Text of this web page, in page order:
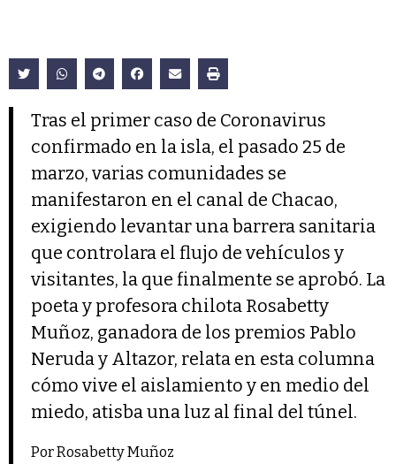
Tras el primer caso de Coronavirus
confirmado en la isla, el pasado 25 de
marzo, varias comunidades se
manifestaron en el canal de Chacao,
exigiendo levantar una barrera sanitaria
que controlara el flujo de vehículos y
visitantes, la que finalmente se aprobó. La
poeta y profesora chilota Rosabetty
Muñoz, ganadora de los premios Pablo
Neruda y Altazor, relata en esta columna
cómo vive el aislamiento y en medio del
miedo, atisba una luz al final del túnel.
Por Rosabetty Muñoz